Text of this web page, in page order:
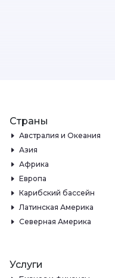
Страны
Австралия и Океания
Азия
Африка
Европа
Карибский бассейн
Латинская Америка
Северная Америка
Услуги